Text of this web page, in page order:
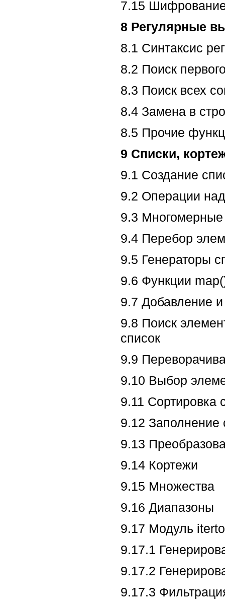
7.15
8 Регулярные
8.1 Синтаксис
8.2 Поиск
8.3 Поиск всех
8.4 Замена в
8.5 Прочие
9 Списки,
9.1 Создание
9.2 Операции
9.3 Многомерные
9.4 Перебор
9.5 Генераторы
9.6 Функции
9.7 Добавление
9.8 Поиск
список
9.9
9.10 Выбор
9.11 Сортировка
9.12 Заполнение
9.13
9.14 Кортежи
9.15 Множества
9.16 Диапазоны
9.17 Модуль
9.17.1
9.17.2
9.17.3